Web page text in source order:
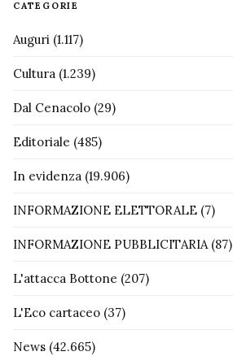
CATEGORIE
Auguri (1.117)
Cultura (1.239)
Dal Cenacolo (29)
Editoriale (485)
In evidenza (19.906)
INFORMAZIONE ELETTORALE (7)
INFORMAZIONE PUBBLICITARIA(87)
L'attacca Bottone (207)
L'Eco cartaceo (37)
News (42.665)